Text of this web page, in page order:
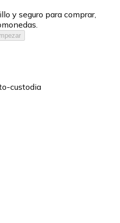
y seguro para comprar,
custodia